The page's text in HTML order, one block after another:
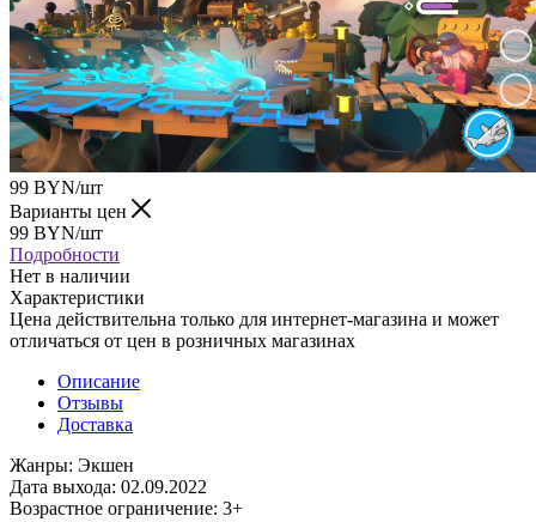
99 BYN/шт
Варианты цен
99 BYN/шт
Подробности
Нет в наличии
Характеристики
Цена действительна только для интернет-магазина и может
отличаться от цен в розничных магазинах
Описание
Отзывы
Доставка
Жанры: Экшен
Дата выхода: 02.09.2022
Возрастное ограничение: 3+